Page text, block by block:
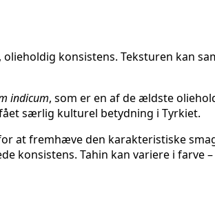
konsistens. Teksturen kan
indicum, som er en af de ældste
særlig kulturel betydning i Tyrkiet.
at fremhæve den karakteristiske
konsistens. Tahin kan variere i